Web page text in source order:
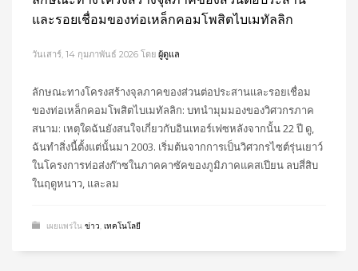
และรอยเชื่อมของท่อเหล็กคอมโพสิตไบเมทัลลิก
วันเสาร์, 14 กุมภาพันธ์ 2026 โดย ผู้ดูแล
ลักษณะทางโครงสร้างจุลภาคของส่วนต่อประสานและรอยเชื่อม
ของท่อเหล็กคอมโพสิตไบเมทัลลิก: บทนำมุมมองของวิศวกรภาค
สนาม: เหตุใดฉันยังสนใจเกี่ยวกับอินเทอร์เฟซหลังจากนั้น 22 ปี ดู,
ฉันทำสิ่งนี้ตั้งแต่นั้นมา 2003. เริ่มต้นจากการเป็นวิศวกรไซต์รุ่นเยาว์
ในโครงการท่อส่งก๊าซในภาคคาซัคของภูมิภาคแคสเปียน ลบสี่สิบ
ในฤดูหนาว, และลม
เผยแพร่ใน ข่าว, เทคโนโลยี